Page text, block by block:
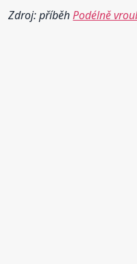
Zdroj: příběhPodélně